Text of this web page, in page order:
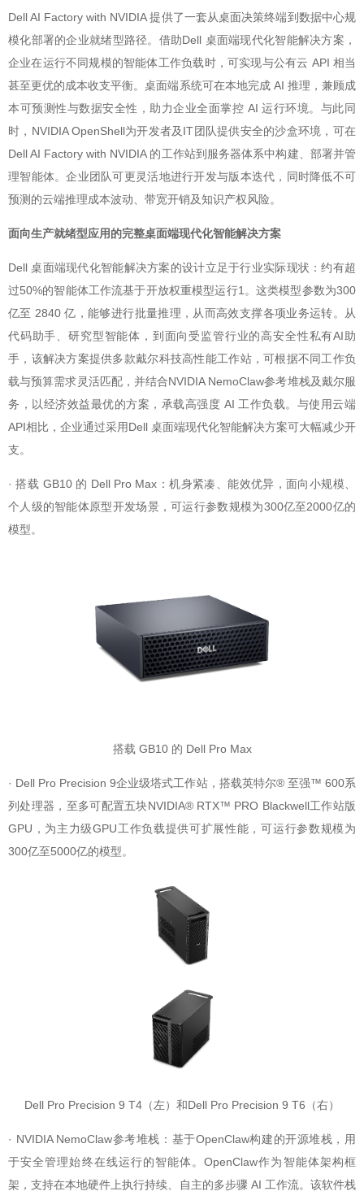
Dell AI Factory with NVIDIA 提供了一套从桌面决策终端到数据中心规
模化部署的企业就绪型路径。借助Dell 桌面端现代化智能解决方案，
企业在运行不同规模的智能体工作负载时，可实现与公有云 API 相当
甚至更优的成本收支平衡。桌面端系统可在本地完成 AI 推理，兼顾成
本可预测性与数据安全性，助力企业全面掌控 AI 运行环境。与此同
时，NVIDIA OpenShell为开发者及IT团队提供安全的沙盒环境，可在
Dell AI Factory with NVIDIA 的工作站到服务器体系中构建、部署并管
理智能体。企业团队可更灵活地进行开发与版本迭代，同时降低不可
预测的云端推理成本波动、带宽开销及知识产权风险。
面向生产就绪型应用的完整桌面端现代化智能解决方案
Dell 桌面端现代化智能解决方案的设计立足于行业实际现状：约有超
过50%的智能体工作流基于开放权重模型运行1。这类模型参数为300
亿至 2840 亿，能够进行批量推理，从而高效支撑各项业务运转。从
代码助手、研究型智能体，到面向受监管行业的高安全性私有AI助
手，该解决方案提供多款戴尔科技高性能工作站，可根据不同工作负
载与预算需求灵活匹配，并结合NVIDIA NemoClaw参考堆栈及戴尔服
务，以经济效益最优的方案，承载高强度 AI 工作负载。与使用云端
API相比，企业通过采用Dell 桌面端现代化智能解决方案可大幅减少开
支。
· 搭载 GB10 的 Dell Pro Max：机身紧凑、能效优异，面向小规模、
个人级的智能体原型开发场景，可运行参数规模为300亿至2000亿的
模型。
搭载 GB10 的 Dell Pro Max
· Dell Pro Precision 9企业级塔式工作站，搭载英特尔® 至强™ 600系
列处理器，至多可配置五块NVIDIA® RTX™ PRO Blackwell工作站版
GPU，为主力级GPU工作负载提供可扩展性能，可运行参数规模为
300亿至5000亿的模型。
Dell Pro Precision 9 T4（左）和Dell Pro Precision 9 T6（右）
· NVIDIA NemoClaw参考堆栈：基于OpenClaw构建的开源堆栈，用
于安全管理始终在线运行的智能体。OpenClaw作为智能体架构框
架，支持在本地硬件上执行持续、自主的多步骤 AI 工作流。该软件栈